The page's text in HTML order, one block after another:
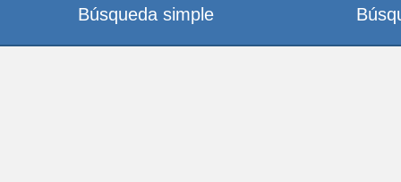
Búsqueda simple